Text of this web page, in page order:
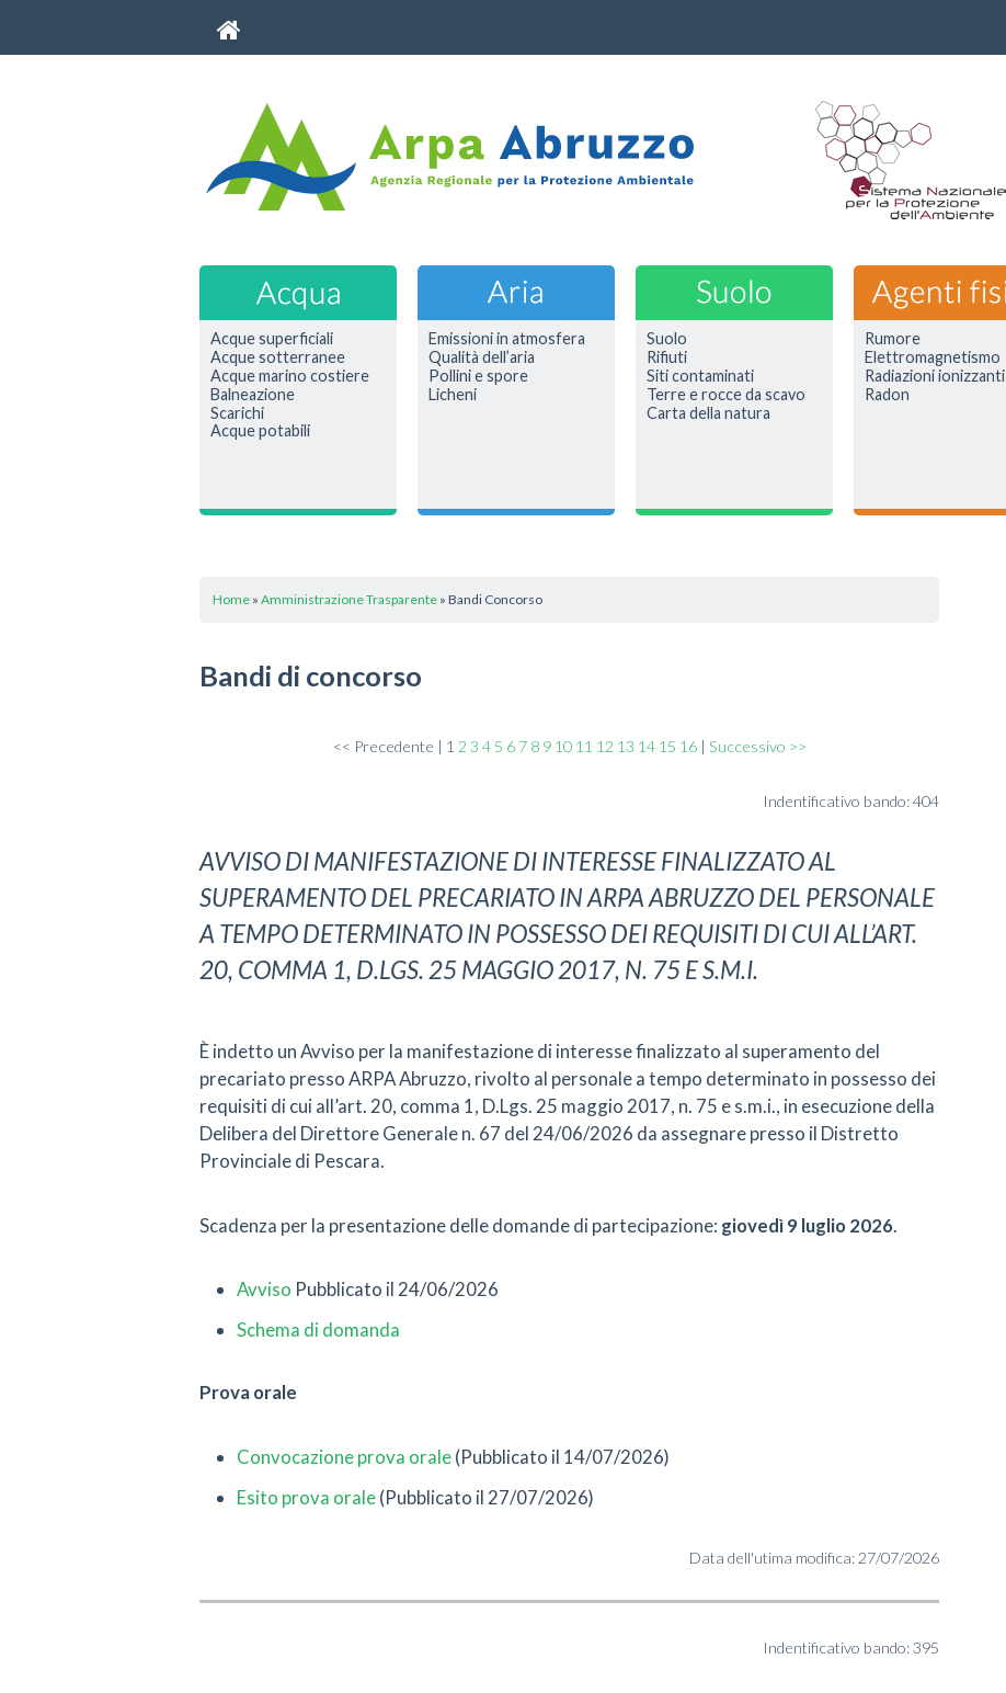
Acque superficiali
Acque sotterranee
Acque marino costiere
Balneazione
Scarichi
Acque potabili
Emissioni in atmosfera
Qualità dell’aria
Pollini e spore
Licheni
Suolo
Rifiuti
Siti contaminati
Terre e rocce da scavo
Carta della natura
Rumore
Elettromagnetismo
Radiazioni ionizzanti
Radon
Home » Amministrazione Trasparente » Bandi Concorso
Bandi di concorso
<< Precedente | 1 2 3 4 5 6 7 8 9 10 11 12 13 14 15 16| Successivo >>
Indentificativo bando: 404
AVVISO DI MANIFESTAZIONE DI INTERESSE FINALIZZATO AL
SUPERAMENTO DEL PRECARIATO IN ARPA ABRUZZO DEL PERSONALE
A TEMPO DETERMINATO IN POSSESSO DEI REQUISITI DI CUI ALL’ART.
20, COMMA 1, D.LGS. 25 MAGGIO 2017, N. 75 E S.M.I.
È indetto un Avviso per la manifestazione di interesse finalizzato al superamento del
precariato presso ARPA Abruzzo, rivolto al personale a tempo determinato in possesso dei
requisiti di cui all’art. 20, comma 1, D.Lgs. 25 maggio 2017, n. 75 e s.m.i., in esecuzione della
Delibera del Direttore Generale n. 67 del 24/06/2026 da assegnare presso il Distretto
Provinciale di Pescara.
Scadenza per la presentazione delle domande di partecipazione: giovedì 9 luglio 2026.
Avviso Pubblicato il 24/06/2026
Schema di domanda
Prova orale
Convocazione prova orale(Pubblicato il 14/07/2026)
Esito prova orale(Pubblicato il 27/07/2026)
Data dell'utima modifica: 27/07/2026
Indentificativo bando: 395